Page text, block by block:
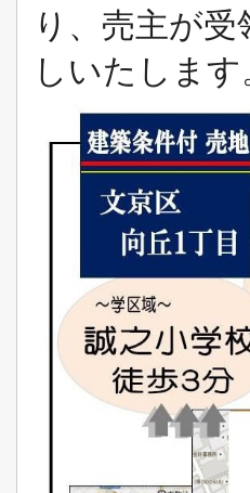
り、売主が
しいたします